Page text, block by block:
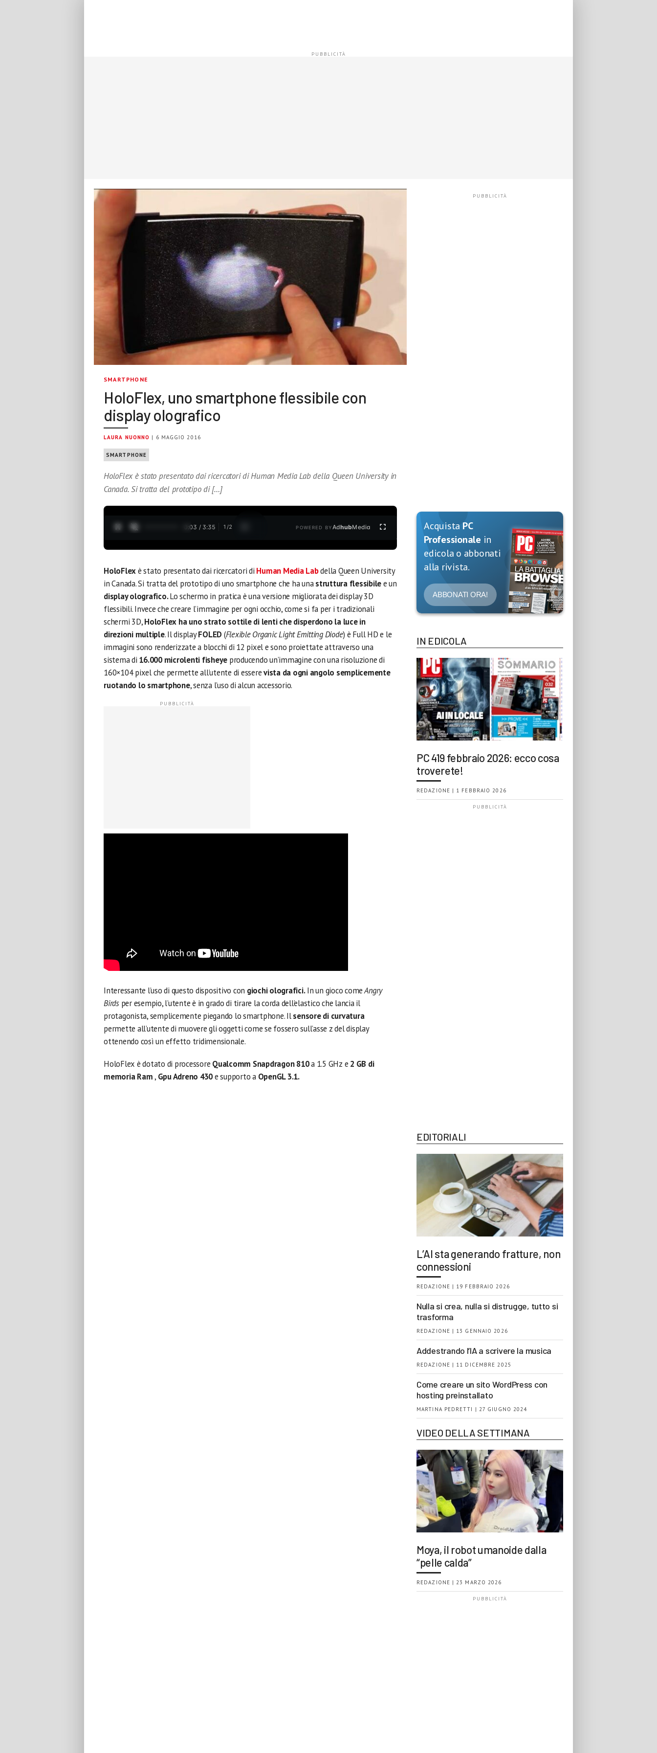
SMARTPHONE
HoloFlex, uno smartphone flessibile con
display olografico
LAURA NUONNO | 6 MAGGIO 2016
SMARTPHONE
HoloFlex è stato presentato dai ricercatori di Human Media Lab della Queen University in
Canada. Si tratta del prototipo di […]
0:04 / 3:35 1 /2 POWERED BYAdhubMedia
HoloFlexè stato presentato dai ricercatori di Human Media Labdella Queen University
in Canada. Si tratta del prototipo di uno smartphone che ha unastruttura flessibilee un
display olografico.Lo schermo in pratica è una versione migliorata dei display 3D
flessibili. Invece che creare l’immagine per ogni occhio, come si fa per i tradizionali
schermi 3D,HoloFlex ha uno strato sottile di lenti che disperdono la luce in
direzioni multiple. Il displayFOLED (Flexible Organic Light Emitting Diode) è Full HD e le
immagini sono renderizzate a blocchi di 12 pixel e sono proiettate attraverso una
sistema di 16.000 microlenti fisheye producendo un’immagine con una risoluzione di
160×104 pixel che permette all’utente di esserevista da ogni angolo semplicemente
ruotando lo smartphone, senza l’uso di alcun accessorio.
Interessante l’uso di questo dispositivo con giochi olografici.In un gioco comeAngry
Birdsper esempio, l’utente è in grado di tirare la corda dell’elastico che lancia il
protagonista, semplicemente piegando lo smartphone. Ilsensore di curvatura
permette all’utente di muovere gli oggetti come se fossero sull’asse z del display
ottenendo così un effetto tridimensionale.
HoloFlex è dotato di processore Qualcomm Snapdragon 810a 1.5 GHz e 2 GB di
memoria Ram, Gpu Adreno 430e supporto a OpenGL 3.1.
Acquista PC
Professionale in
edicola o abbonati
alla rivista.
ABBONATI ORA!
IN EDICOLA
PC 419 febbraio 2026: ecco cosa
troverete!
REDAZIONE | 1 FEBBRAIO 2026
EDITORIALI
L’AI sta generando fratture, non
connessioni
REDAZIONE | 19 FEBBRAIO 2026
Nulla si crea, nulla si distrugge, tutto si
trasforma
REDAZIONE | 13 GENNAIO 2026
Addestrando l’IA a scrivere la musica
REDAZIONE | 11 DICEMBRE 2025
Come creare un sito WordPress con
hosting preinstallato
MARTINA PEDRETTI | 27 GIUGNO 2024
VIDEO DELLA SETTIMANA
Moya, il robot umanoide dalla
“pelle calda”
REDAZIONE | 23 MARZO 2026